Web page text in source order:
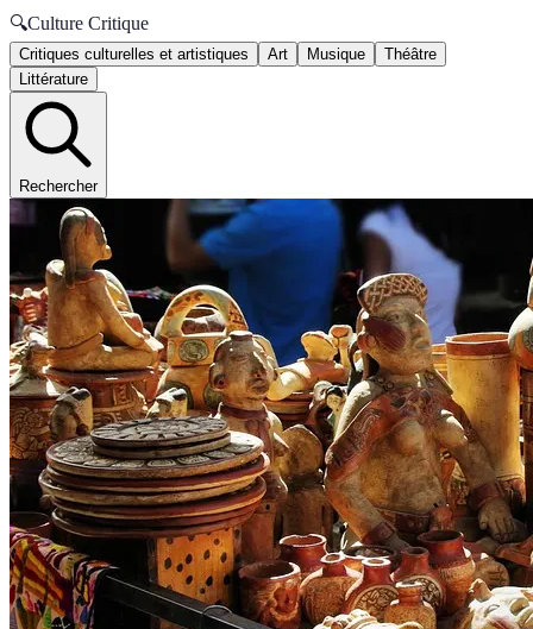
🔍Culture Critique
Critiques culturelles et artistiques Art Musique
Théâtre
Littérature
Rechercher